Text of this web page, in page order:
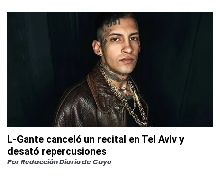
L-Gante canceló un recital en Tel Aviv y
desató repercusiones
PorRedacción Diario de Cuyo